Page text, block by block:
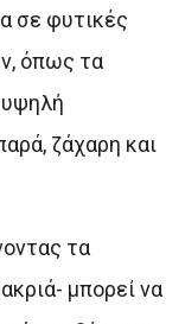
σε φυτικές
όπως τα
υψηλή
ζάχαρη και
τα
μπορεί να